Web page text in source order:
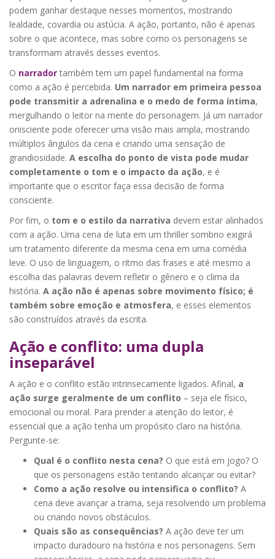
podem ganhar destaque nesses momentos, mostrando
lealdade, covardia ou astúcia. A ação, portanto, não é apenas
sobre o que acontece, mas sobre como os personagens se
transformam através desses eventos.
O narrador também tem um papel fundamental na forma
como a ação é percebida. Um narrador em primeira pessoa
pode transmitir a adrenalina e o medo de forma íntima,
mergulhando o leitor na mente do personagem. Já um narrador
onisciente pode oferecer uma visão mais ampla, mostrando
múltiplos ângulos da cena e criando uma sensação de
grandiosidade. A escolha do ponto de vista pode mudar
completamente o tom e o impacto da ação, e é
importante que o escritor faça essa decisão de forma
consciente.
Por fim, o tom e o estilo da narrativa devem estar alinhados
com a ação. Uma cena de luta em um thriller sombrio exigirá
um tratamento diferente da mesma cena em uma comédia
leve. O uso de linguagem, o ritmo das frases e até mesmo a
escolha das palavras devem refletir o gênero e o clima da
história. A ação não é apenas sobre movimento físico; é
também sobre emoção e atmosfera, e esses elementos
são construídos através da escrita.
Ação e conflito: uma dupla
inseparável
A ação e o conflito estão intrinsecamente ligados. Afinal, a
ação surge geralmente de um conflito – seja ele físico,
emocional ou moral. Para prender a atenção do leitor, é
essencial que a ação tenha um propósito claro na história.
Pergunte-se:
Qual é o conflito nesta cena? O que está em jogo? O
que os personagens estão tentando alcançar ou evitar?
Como a ação resolve ou intensifica o conflito? A
cena deve avançar a trama, seja resolvendo um problema
ou criando novos obstáculos.
Quais são as consequências? A ação deve ter um
impacto duradouro na história e nos personagens. Sem